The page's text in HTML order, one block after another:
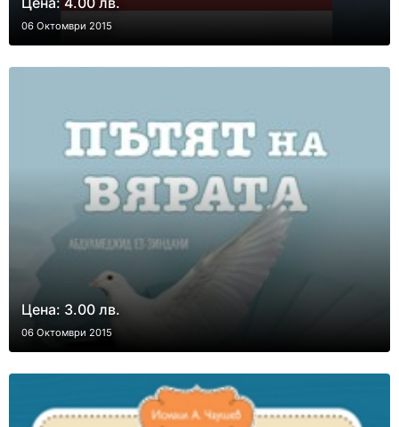
06 Октомври 2015
Цена: 3.00 лв.
06 Октомври 2015